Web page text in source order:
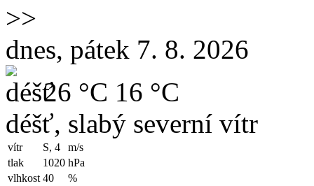
>>
dnes, pátek 7. 8. 2026
26 °C 16 °C
déšť, slabý severní vítr
vítr S, 4
m/s
tlak
1020 hPa
vlhkost 40
%